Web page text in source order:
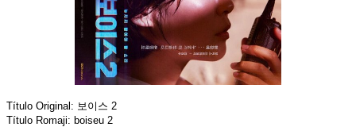
Título Original: 보이스 2
Título Romaji: boiseu 2